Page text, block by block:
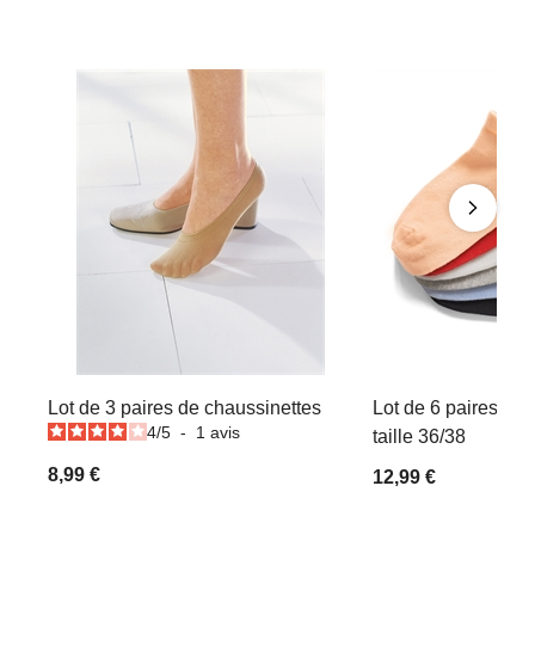
Lot de 3 paires de chaussinettes
4/5 - 1 avis
8,99 €
Lot de 6 paires de
taille 36/38
12,99 €